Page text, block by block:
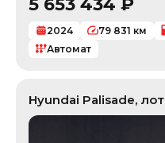
2024 79 831 км
Автомат
Hyundai Palisade, лот